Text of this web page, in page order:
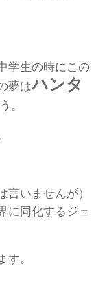
学生の時にこの
夢はハンタ
。
いませんが）
に同化するジェ
。